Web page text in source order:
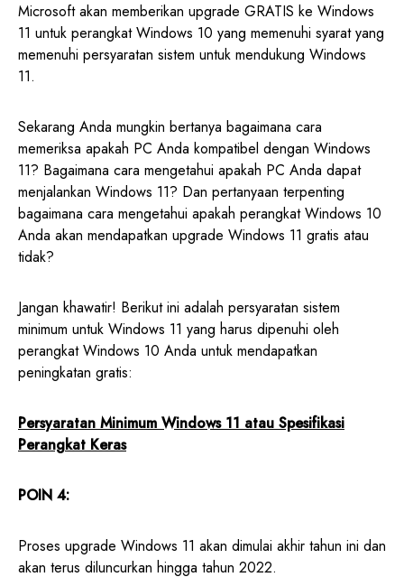
Microsoft akan memberikan upgrade GRATIS ke Windows
11 untuk perangkat Windows 10 yang memenuhi syarat yang
memenuhi persyaratan sistem untuk mendukung Windows
11.
Sekarang Anda mungkin bertanya bagaimana cara
memeriksa apakah PC Anda kompatibel dengan Windows
11? Bagaimana cara mengetahui apakah PC Anda dapat
menjalankan Windows 11? Dan pertanyaan terpenting
bagaimana cara mengetahui apakah perangkat Windows 10
Anda akan mendapatkan upgrade Windows 11 gratis atau
tidak?
Jangan khawatir! Berikut ini adalah persyaratan sistem
minimum untuk Windows 11 yang harus dipenuhi oleh
perangkat Windows 10 Anda untuk mendapatkan
peningkatan gratis:
Persyaratan Minimum Windows 11 atau Spesifikasi
Perangkat Keras
POIN 4:
Proses upgrade Windows 11 akan dimulai akhir tahun ini dan
akan terus diluncurkan hingga tahun 2022.